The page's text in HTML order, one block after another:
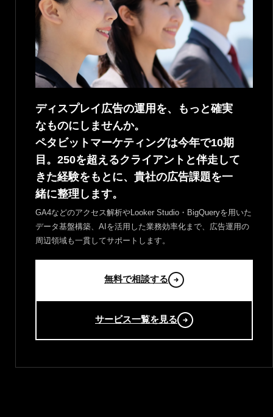
ディスプレイ広告の運用を、もっと確実
なものにしませんか。
ペタビットマーケティングは今年で10期
目。250を超えるクライアントと伴走して
きた経験をもとに、貴社の広告課題を一
緒に整理します。
GA4などのアクセス解析やLooker Studio・BigQueryを用いた
データ基盤構築、AIを活用した業務効率化まで、広告運用の
周辺領域も一貫してサポートします。
無料で相談する
サービス一覧を見る